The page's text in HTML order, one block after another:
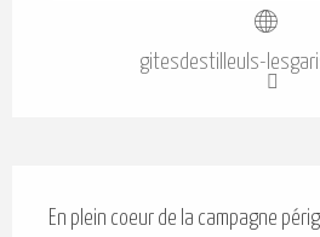
gitesdestilleuls-
En plein coeur de la campagne